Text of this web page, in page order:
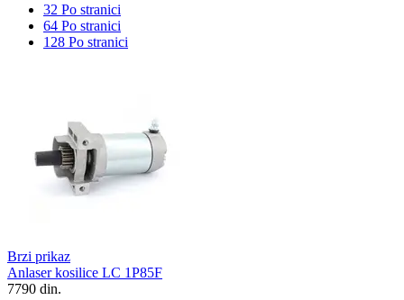
32 Po stranici
64 Po stranici
128 Po stranici
Brzi prikaz
Anlaser kosilice LC 1P85F
7790 din.